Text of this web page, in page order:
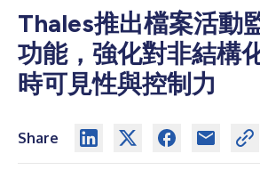
Thales推出檔案活動
功能，強化對非結構
時可見性與控制力
Share